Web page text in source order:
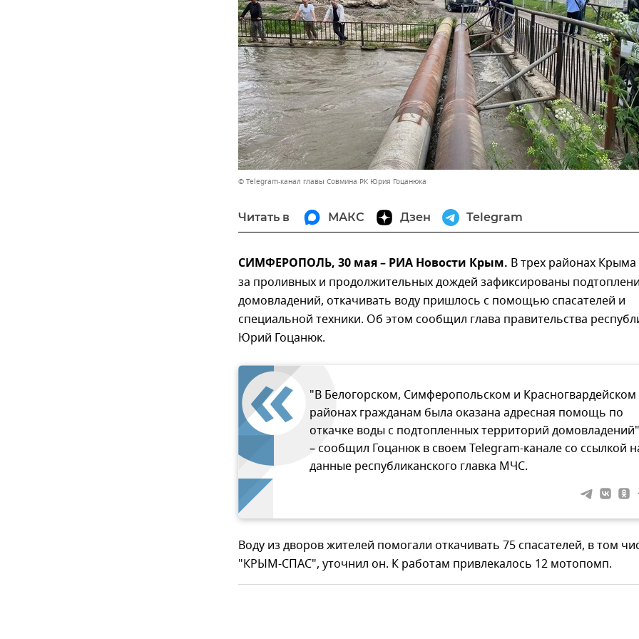
© Telegram-канал главы Совмина РК Юрия Гоцанюка
Читать в МАКС Дзен Telegram
СИМФЕРОПОЛЬ, 30 мая – РИА Новости Крым. В трех районах Крыма
за проливных и продолжительных дождей зафиксированы
домовладений, откачивать воду пришлось с помощью спасателей и
специальной техники. Об этом сообщил глава правительства
Юрий Гоцанюк.
"В Белогорском, Симферопольском и Красногвардейском
районах гражданам была оказана адресная помощь по
откачке воды с подтопленных территорий
– сообщил Гоцанюк в своем Telegram-канале со ссылкой
данные республиканского главка МЧС.
Воду из дворов жителей помогали откачивать 75 спасателей, в том
"КРЫМ-СПАС", уточнил он. К работам привлекалось 12 мотопомп.